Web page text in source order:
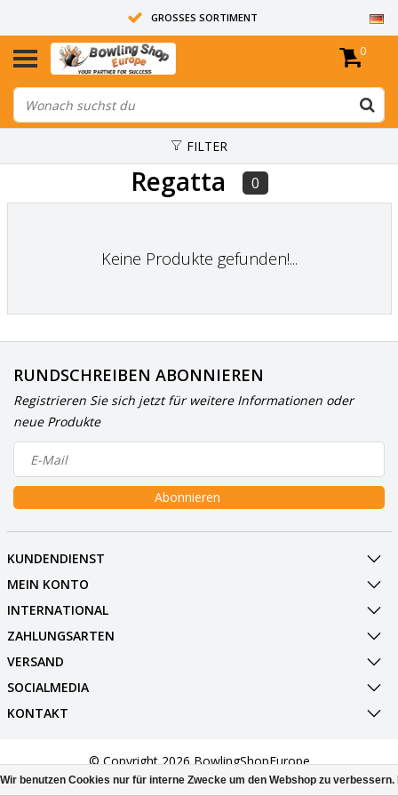
GROSSES SORTIMENT
14 TAGE RÜCKGABERECHT
ALLE BOWLINGKUGELN SIND UNGEBOHRT
0
FILTER
Regatta 0
Keine Produkte gefunden!...
RUNDSCHREIBEN ABONNIEREN
Registrieren Sie sich jetzt für weitere Informationen oder
neue Produkte
Abonnieren
KUNDENDIENST
MEIN KONTO
INTERNATIONAL
ZAHLUNGSARTEN
VERSAND
SOCIALMEDIA
KONTAKT
© Copyright 2026 BowlingShopEurope
Wir benutzen Cookies nur für interne Zwecke um den Webshop zu